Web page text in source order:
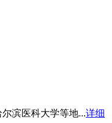
滨医科大学等地...详细